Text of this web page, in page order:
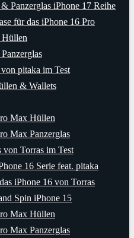
Panzerglas iPhone 17 Reihe
für das iPhone 16 Pro
Hüllen
pitaka im Test
& Wallets
Max Hüllen
Max Panzerglas
von Torras im Test
16 Serie feat. pitaka
iPhone 16 von Torras
Spin iPhone 15
Max Hüllen
Max Panzerglas